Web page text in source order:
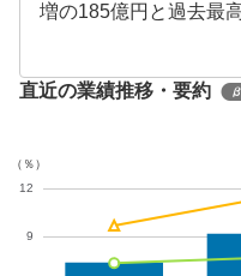
増の185億円と過去最
騰・円安の影響で営
期予想は据え置かれ、
直近の業績推移・要約